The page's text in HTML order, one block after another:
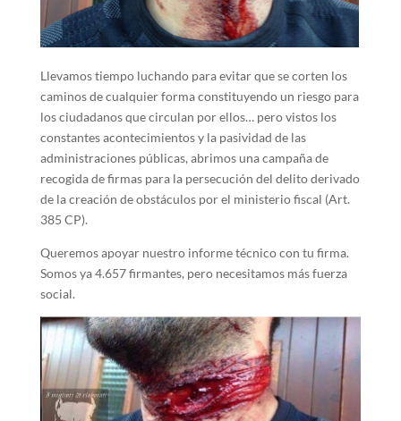
Llevamos tiempo luchando para evitar que se corten los
caminos de cualquier forma constituyendo un riesgo para
los ciudadanos que circulan por ellos… pero vistos los
constantes acontecimientos y la pasividad de las
administraciones públicas, abrimos una campaña de
recogida de firmas para la persecución del delito derivado
de la creación de obstáculos por el ministerio fiscal (Art.
385 CP).
Queremos apoyar nuestro informe técnico con tu firma.
Somos ya 4.657 firmantes, pero necesitamos más fuerza
social.